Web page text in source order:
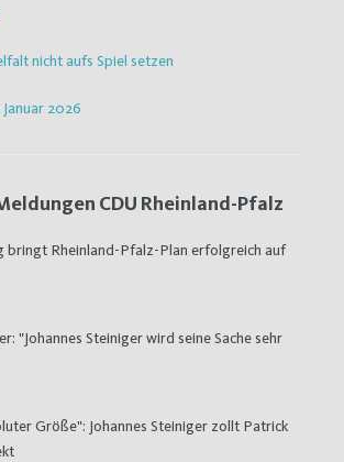
nicht aufs Spiel setzen
2026
CDU Rheinland-Pfalz
bringt Rheinland-Pfalz-Plan erfolgreich auf
"Johannes Steiniger wird seine Sache sehr
Größe": Johannes Steiniger zollt Patrick